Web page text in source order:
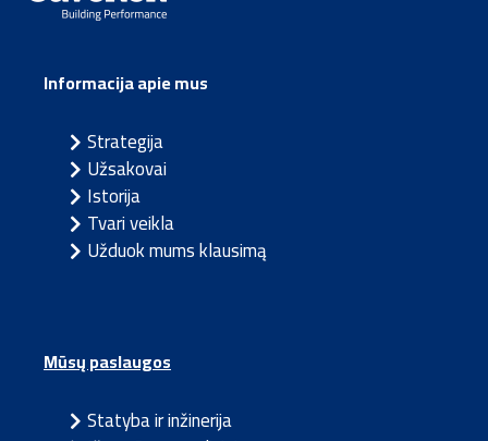
Informacija apie mus
Strategija
Užsakovai
Istorija
Tvari veikla
Užduok mums klausimą
Mūsų paslaugos
Statyba ir inžinerija